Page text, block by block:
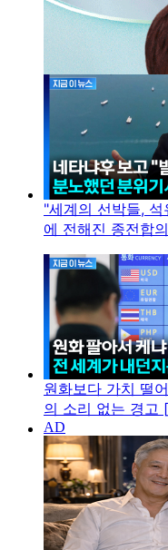
"세계의 선박들,
에 전해진 종전합의
원화보다 가치 떨
의 소리 없는 경고